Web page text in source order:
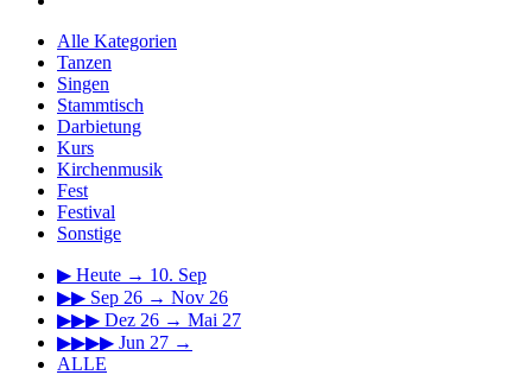
Alle Kategorien
Tanzen
Singen
Stammtisch
Darbietung
Kurs
Kirchenmusik
Fest
Festival
Sonstige
▶ Heute → 10. Sep
▶▶ Sep 26 → Nov 26
▶▶▶ Dez 26 → Mai 27
▶▶▶▶ Jun 27 →
ALLE